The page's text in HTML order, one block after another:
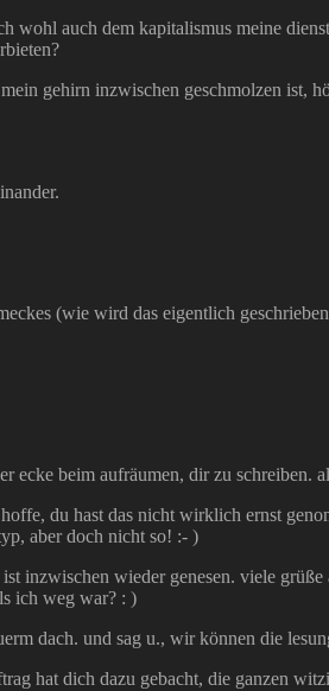
auch dem kapitalismus meine
gehirn inzwischen geschmolzen ist,
(wie wird das eigentlich
ecke beim aufräumen, dir zu schreiben.
du hast das nicht wirklich ernst
aber doch nicht so! :- )
inzwischen wieder genesen. viele
ich weg war? : )
dach. und sag u., wir können die
hat dich dazu gebacht, die ganzen